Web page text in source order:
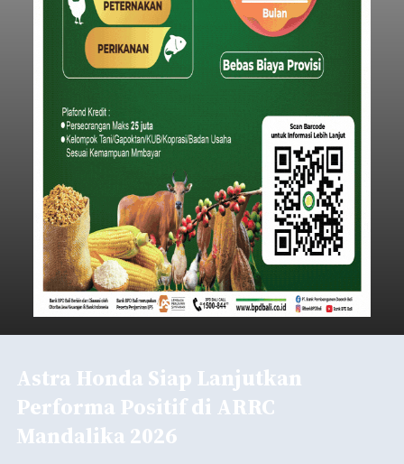
Astra Honda Siap Lanjutkan
Performa Positif di ARRC
Mandalika 2026